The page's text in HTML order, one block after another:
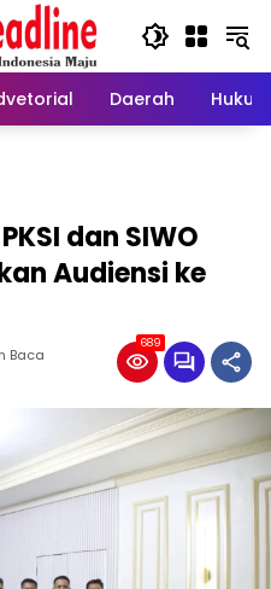
Daerah Hukum
dan SIWO
Audiensi ke
Baca
689